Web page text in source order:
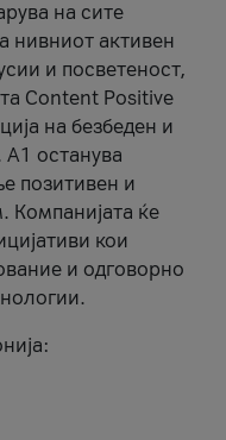
на сите
нивниот активен
и посветеност,
Content Positive
на безбеден и
А1 останува
позитивен и
Компанијата ќе
кои
и одговорно